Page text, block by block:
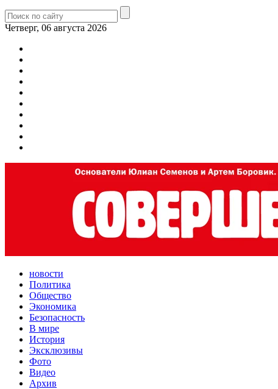
Четверг, 06 августа 2026
новости
Политика
Общество
Экономика
Безопасность
В мире
История
Эксклюзивы
Фото
Видео
Архив